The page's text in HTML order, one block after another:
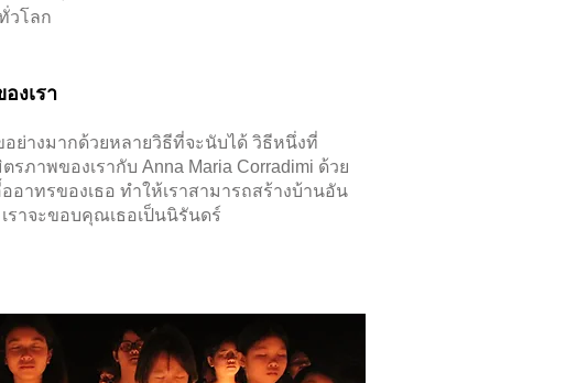
วโลก
ย่างมากด้วยหลายวิธีที่จะนับได้ วิธีหนึ่งที่
ภาพของเรากับ Anna Maria Corradimi ด้วย
อาทรของเธอ ทำให้เราสามารถสร้างบ้านอัน
ราจะขอบคุณเธอเป็นนิรันดร์
งเรา